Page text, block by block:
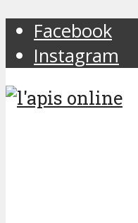
Facebook
Instagram